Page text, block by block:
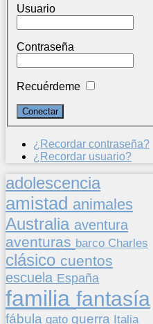
Usuario
Contraseña
Recuérdeme
¿Recordar contraseña?
¿Recordar usuario?
adolescencia
amistad animales
Australia aventura
aventuras barco Charles
clásico cuentos
escuela España
familia fantasía
fábula gato guerra Italia